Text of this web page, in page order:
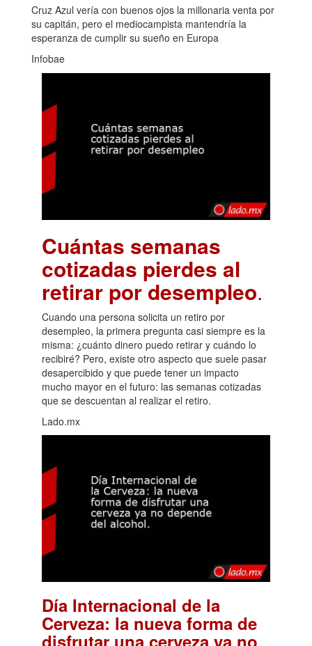
Cruz Azul vería con buenos ojos la millonaria venta por
su capitán, pero el mediocampista mantendría la
esperanza de cumplir su sueño en Europa
Infobae
Cuántas semanas
cotizadas pierdes al
retirar por desempleo.
Cuando una persona solicita un retiro por
desempleo, la primera pregunta casi siempre es la
misma: ¿cuánto dinero puedo retirar y cuándo lo
recibiré? Pero, existe otro aspecto que suele pasar
desapercibido y que puede tener un impacto
mucho mayor en el futuro: las semanas cotizadas
que se descuentan al realizar el retiro.
Lado.mx
Día Internacional de la
Cerveza: la nueva forma de
disfrutar una cerveza ya no